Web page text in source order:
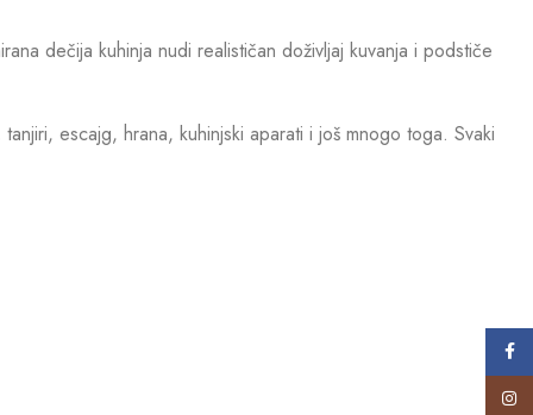
dečija kuhinja nudi realističan doživljaj kuvanja i podstiče
escajg, hrana, kuhinjski aparati i još mnogo toga. Svaki